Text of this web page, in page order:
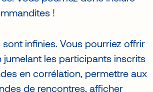
Vous pourriez donc inclure
infinies. Vous pourriez offrir
les participants inscrits
en corrélation, permettre aux